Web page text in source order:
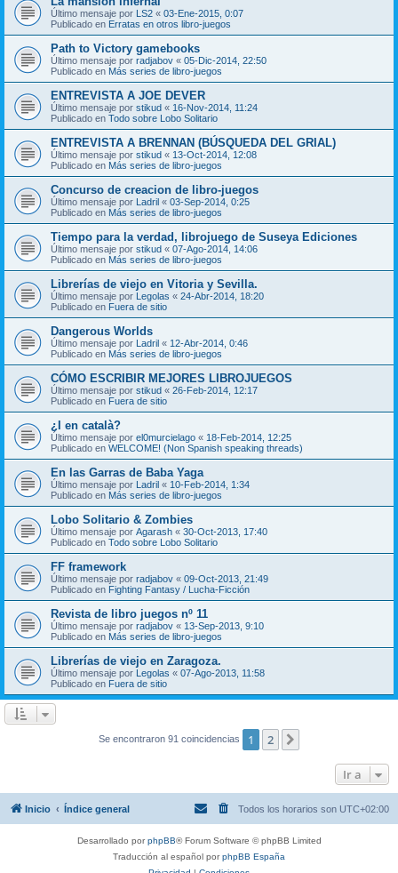
Último mensaje por LS2 « 03-Ene-2015, 0:07
Publicado en Erratas en otros libro-juegos
Path to Victory gamebooks
Último mensaje por radjabov « 05-Dic-2014, 22:50
Publicado en Más series de libro-juegos
ENTREVISTA A JOE DEVER
Último mensaje por stikud « 16-Nov-2014, 11:24
Publicado en Todo sobre Lobo Solitario
ENTREVISTA A BRENNAN (BÚSQUEDA DEL GRIAL)
Último mensaje por stikud « 13-Oct-2014, 12:08
Publicado en Más series de libro-juegos
Concurso de creacion de libro-juegos
Último mensaje por Ladril « 03-Sep-2014, 0:25
Publicado en Más series de libro-juegos
Tiempo para la verdad, librojuego de Suseya Ediciones
Último mensaje por stikud « 07-Ago-2014, 14:06
Publicado en Más series de libro-juegos
Librerías de viejo en Vitoria y Sevilla.
Último mensaje por Legolas « 24-Abr-2014, 18:20
Publicado en Fuera de sitio
Dangerous Worlds
Último mensaje por Ladril « 12-Abr-2014, 0:46
Publicado en Más series de libro-juegos
CÓMO ESCRIBIR MEJORES LIBROJUEGOS
Último mensaje por stikud « 26-Feb-2014, 12:17
Publicado en Fuera de sitio
¿I en català?
Último mensaje por el0murcielago « 18-Feb-2014, 12:25
Publicado en WELCOME! (Non Spanish speaking threads)
En las Garras de Baba Yaga
Último mensaje por Ladril « 10-Feb-2014, 1:34
Publicado en Más series de libro-juegos
Lobo Solitario & Zombies
Último mensaje por Agarash « 30-Oct-2013, 17:40
Publicado en Todo sobre Lobo Solitario
FF framework
Último mensaje por radjabov « 09-Oct-2013, 21:49
Publicado en Fighting Fantasy / Lucha-Ficción
Revista de libro juegos nº 11
Último mensaje por radjabov « 13-Sep-2013, 9:10
Publicado en Más series de libro-juegos
Librerías de viejo en Zaragoza.
Último mensaje por Legolas « 07-Ago-2013, 11:58
Publicado en Fuera de sitio
Se encontraron 91 coincidencias 1 2
Ir a
Inicio Índice general Todos los horarios son UTC+02:00
Desarrollado porphpBB® Forum Software © phpBB Limited
Traducción al español porphpBB España